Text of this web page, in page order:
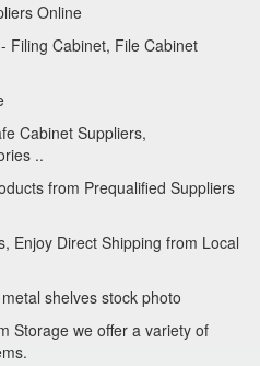
Online
Filing Cabinet, File Cabinet
Cabinet Suppliers,
..
from Prequalified Suppliers
Enjoy Direct Shipping from Local
shelves stock photo
Storage we offer a variety of